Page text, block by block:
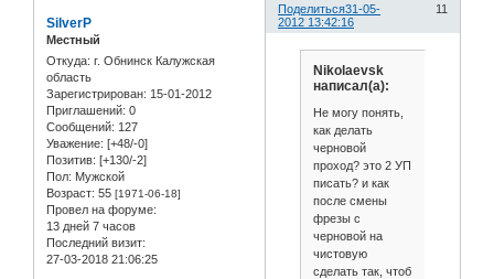
Поделиться 11
31-05-
2012 13:42:16
SilverP
Местный
Откуда: г. Обнинск Калужская
область
Зарегистрирован: 15-01-2012
Приглашений: 0
Сообщений: 127
Уважение: [+48/-0]
Позитив: [+130/-2]
Пол: Мужской
Возраст: 55 [1971-06-18]
Провел на форуме:
13 дней 7 часов
Последний визит:
27-03-2018 21:06:25
Nikolaevsk
написал(а):
Не могу понять,
как делать
черновой
проход? это 2 УП
писать? и как
после смены
фрезы с
черновой на
чистовую
сделать так, чтоб